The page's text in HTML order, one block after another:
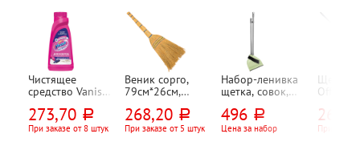
Чистящее
средство Vanish,
"3 в 1 Действие
кислорода (Oxi
273,70 руб.
При заказе от 8 штук
Веник сорго,
79см*26см,
полипропиленов
ой нитью(5-ти
268,20 руб.
При заказе от 5 штук
Набор-ленивка
щетка, совок,
длина черенка
87см,
496 руб.
Цена за набор
Щетка
длина
При